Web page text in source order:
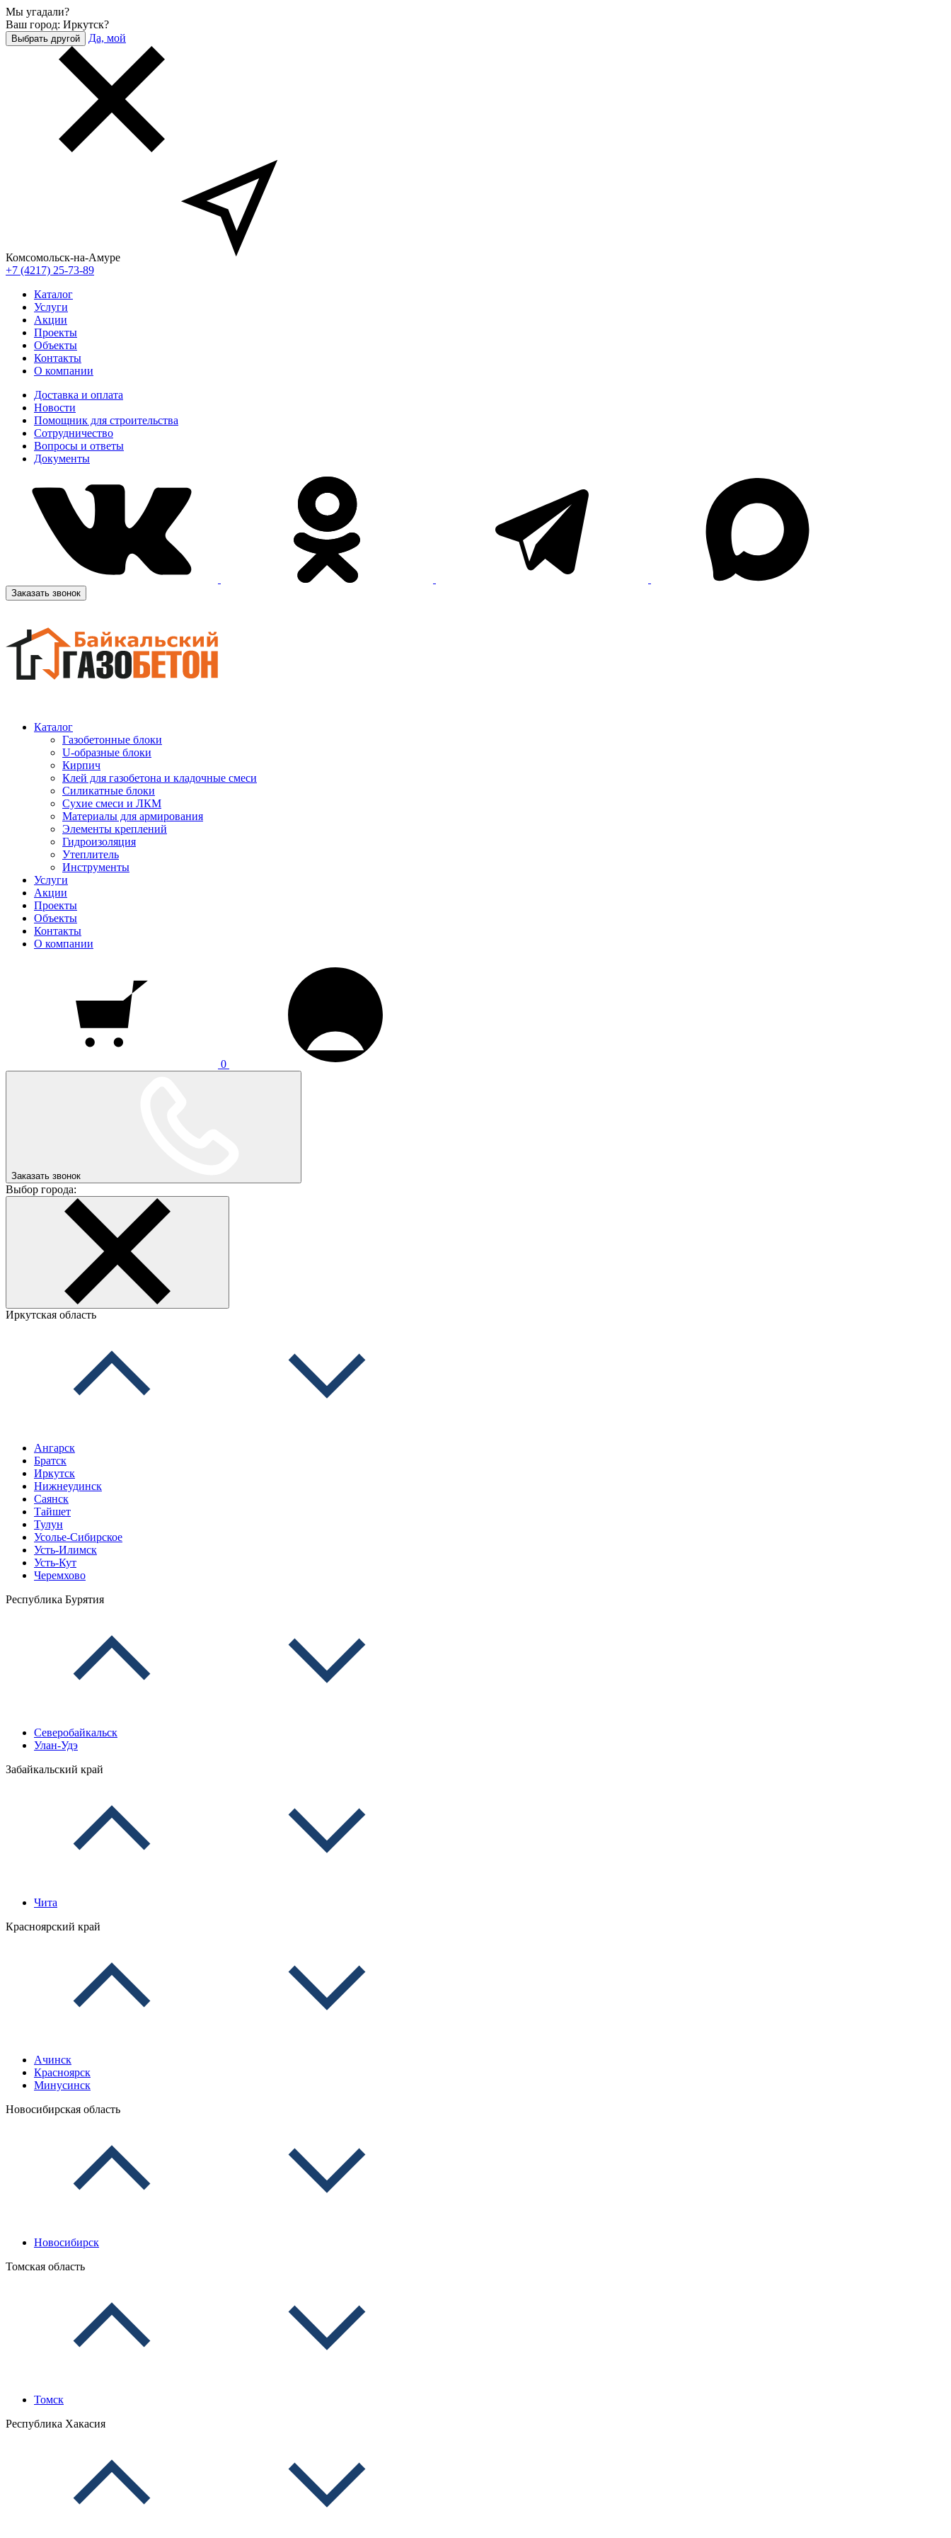
Мы угадали?
Ваш город: Иркутск?
Выбрать другой Да, мой
Комсомольск-на-Амуре
+7 (4217) 25-73-89
Каталог
Услуги
Акции
Проекты
Объекты
Контакты
О компании
Доставка и оплата
Новости
Помощник для строительства
Сотрудничество
Вопросы и ответы
Документы
Заказать звонок
Каталог
Газобетонные блоки
U-образные блоки
Кирпич
Клей для газобетона и кладочные смеси
Силикатные блоки
Сухие смеси и ЛКМ
Материалы для армирования
Элементы креплений
Гидроизоляция
Утеплитель
Инструменты
Услуги
Акции
Проекты
Объекты
Контакты
О компании
0
Заказать звонок
Выбор города:
Иркутская область
Ангарск
Братск
Иркутск
Нижнеудинск
Саянск
Тайшет
Тулун
Усолье-Сибирское
Усть-Илимск
Усть-Кут
Черемхово
Республика Бурятия
Северобайкальск
Улан-Удэ
Забайкальский край
Чита
Красноярский край
Ачинск
Красноярск
Минусинск
Новосибирская область
Новосибирск
Томская область
Томск
Республика Хакасия